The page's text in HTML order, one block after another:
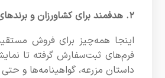
۲. هدفمند برای کشاورزان و برندهای محلی
اینجا همه‌چیز برای فروش
فرم‌های ثبت‌سفارش گرفته تا
داستان مزرعه، گواهینامه‌ها و